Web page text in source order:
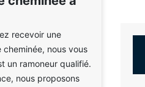
recevoir une
nous vous
un ramoneur qualifié.
nous proposons